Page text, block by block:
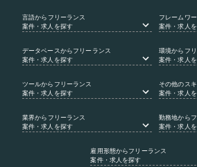
言語からフリーランス
案件・求人を探す
フレームワ
案件・求人
データベース からフリーランス
案件・求人を探す
環境からフ
案件・求人
ツールからフリーランス
案件・求人を探す
その他のス
案件・求人
業界からフリーランス
案件・求人を探す
勤務地から
案件・求人
雇用形態からフリーランス
案件・求人を探す